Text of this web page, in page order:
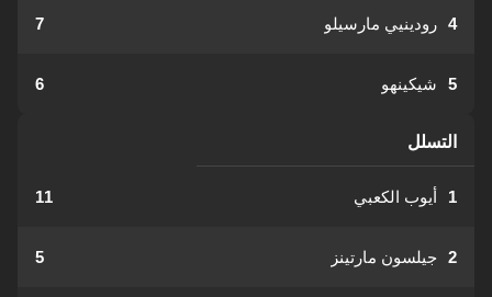
4 رودينيي مارسيلو 7
5 شيكينهو 6
التسلل
1 أيوب الكعبي 11
2 جيلسون مارتينز 5